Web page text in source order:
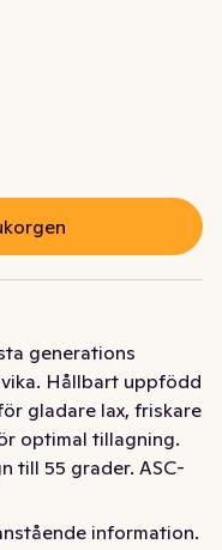
generations
Hållbart uppfödd
gladare lax, friskare
optimal tillagning.
till 55 grader. ASC-
information.